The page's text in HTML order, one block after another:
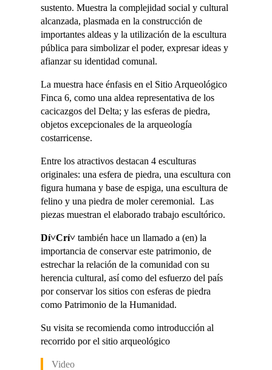
sustento. Muestra la complejidad social y cultural
alcanzada, plasmada en la construcción de
importantes aldeas y la utilización de la escultura
pública para simbolizar el poder, expresar ideas y
afianzar su identidad comunal.
La muestra hace énfasis en el Sitio Arqueológico
Finca 6, como una aldea representativa de los
cacicazgos del Delta; y las esferas de piedra,
objetos excepcionales de la arqueología
costarricense.
Entre los atractivos destacan 4 esculturas
originales: una esfera de piedra, una escultura con
figura humana y base de espiga, una escultura de
felino y una piedra de moler ceremonial. Las
piezas muestran el elaborado trabajo escultórico.
Dí˅Crí˅ también hace un llamado a (en) la
importancia de conservar este patrimonio, de
estrechar la relación de la comunidad con su
herencia cultural, así como del esfuerzo del país
por conservar los sitios con esferas de piedra
como Patrimonio de la Humanidad.
Su visita se recomienda como introducción al
recorrido por el sitio arqueológico
Video